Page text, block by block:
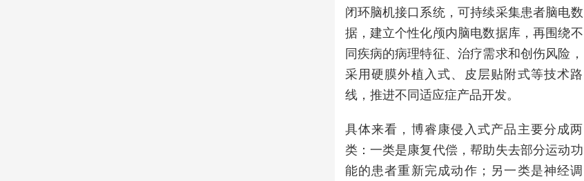
闭环脑机接口系统，可持续采集患者脑电数
据，建立个性化颅内脑电数据库，再围绕不
同疾病的病理特征、治疗需求和创伤风险，
采用硬膜外植入式、皮层贴附式等技术路
线，推进不同适应症产品开发。
具体来看，博睿康侵入式产品主要分成两
类：一类是康复代偿，帮助失去部分运动功
能的患者重新完成动作；另一类是神经调